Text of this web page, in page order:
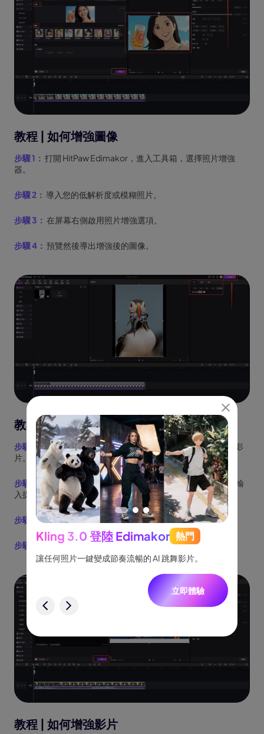
教程 | 如何增強圖像
步驟 1： 打開 HitPaw Edimakor，進入工具箱，選擇照片增強
器。
步驟 2： 導入您的低解析度或模糊照片。
步驟 3： 在屏幕右側啟用照片增強選項。
步驟 4： 預覽然後導出增強後的圖像。
教程 | 如何重新設計影片
步驟 1：打開 HitPaw Edimakor，進入工具箱，選擇重新設計影
片。
步驟 2： 上傳您的影片，選擇風格，或如果選擇自訂風格，則輸
入提示。
步驟 3： 點擊生成並等待處理。
步驟 4： 預覽增強後的影片，然後點擊導出以保存影片。
教程 | 如何增強影片
Kling 3.0 登陸 Edimakor 熱門
讓任何照片一鍵變成節奏流暢的 AI 跳舞影片。
立即體驗
一致